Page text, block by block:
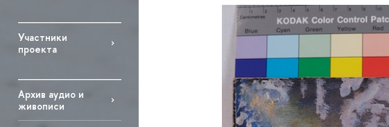
Участники
проекта
Архив аудио и
живописи